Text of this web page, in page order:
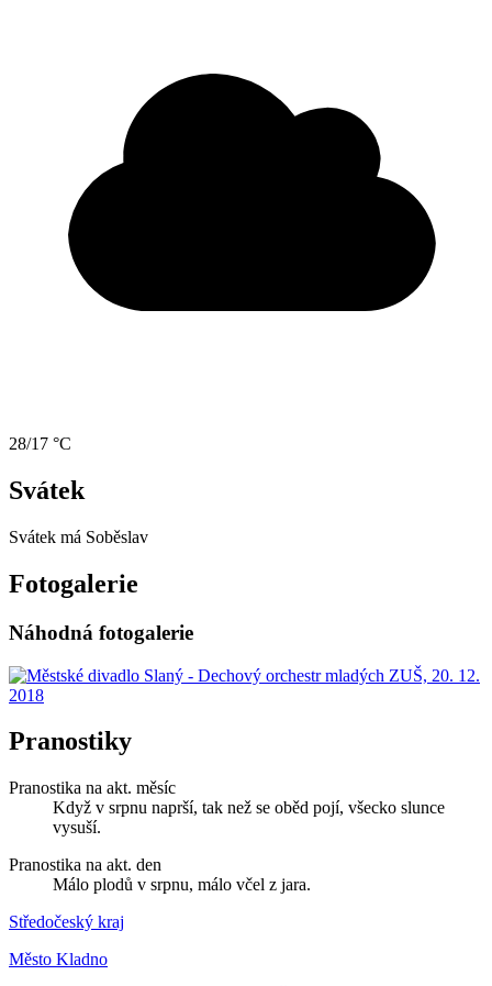
28/17 °C
Svátek
Svátek má Soběslav
Fotogalerie
Náhodná fotogalerie
Pranostiky
Pranostika na akt. měsíc
Když v srpnu naprší, tak než se oběd pojí, všecko slunce
vysuší.
Pranostika na akt. den
Málo plodů v srpnu, málo včel z jara.
Středočeský kraj
Město Kladno